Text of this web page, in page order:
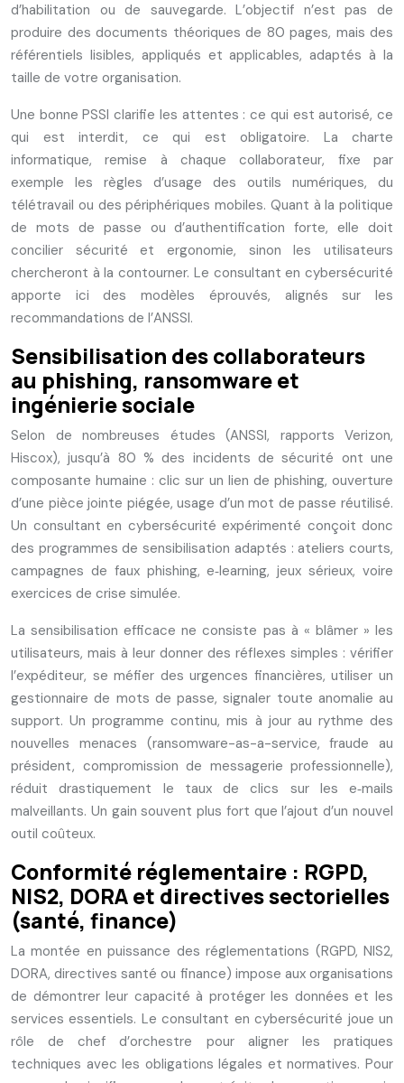
d’habilitation ou de sauvegarde. L’objectif n’est pas de
produire des documents théoriques de 80 pages, mais des
référentiels lisibles, appliqués et applicables, adaptés à la
taille de votre organisation.
Une bonne PSSI clarifie les attentes : ce qui est autorisé, ce
qui est interdit, ce qui est obligatoire. La charte
informatique, remise à chaque collaborateur, fixe par
exemple les règles d’usage des outils numériques, du
télétravail ou des périphériques mobiles. Quant à la politique
de mots de passe ou d’authentification forte, elle doit
concilier sécurité et ergonomie, sinon les utilisateurs
chercheront à la contourner. Le consultant en cybersécurité
apporte ici des modèles éprouvés, alignés sur les
recommandations de l’ANSSI.
Sensibilisation des collaborateurs
au phishing, ransomware et
ingénierie sociale
Selon de nombreuses études (ANSSI, rapports Verizon,
Hiscox), jusqu’à 80 % des incidents de sécurité ont une
composante humaine : clic sur un lien de phishing, ouverture
d’une pièce jointe piégée, usage d’un mot de passe réutilisé.
Un consultant en cybersécurité expérimenté conçoit donc
des programmes de sensibilisation adaptés : ateliers courts,
campagnes de faux phishing, e‑learning, jeux sérieux, voire
exercices de crise simulée.
La sensibilisation efficace ne consiste pas à « blâmer » les
utilisateurs, mais à leur donner des réflexes simples : vérifier
l’expéditeur, se méfier des urgences financières, utiliser un
gestionnaire de mots de passe, signaler toute anomalie au
support. Un programme continu, mis à jour au rythme des
nouvelles menaces (ransomware-as-a-service, fraude au
président, compromission de messagerie professionnelle),
réduit drastiquement le taux de clics sur les e‑mails
malveillants. Un gain souvent plus fort que l’ajout d’un nouvel
outil coûteux.
Conformité réglementaire : RGPD,
NIS2, DORA et directives sectorielles
(santé, finance)
La montée en puissance des réglementations (RGPD, NIS2,
DORA, directives santé ou finance) impose aux organisations
de démontrer leur capacité à protéger les données et les
services essentiels. Le consultant en cybersécurité joue un
rôle de chef d’orchestre pour aligner les pratiques
techniques avec les obligations légales et normatives. Pour